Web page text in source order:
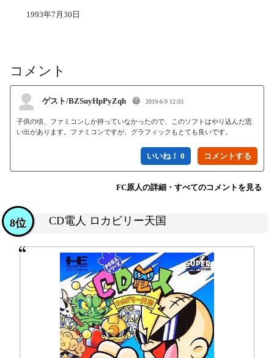
1993年7月30日
コメント
ゲスト/BZSuyHpPyZqh 😆 2019-6-9 12:03
子供の頃、ファミコンしか持っていなかったので、このソフトはやり込んだ思
い出があります。ファミコンですが、グラフィックもとても良いです。
いいね！ 0
FC原人の詳細・すべてのコメントを見る
CD電人 ロカビリー天国
8位